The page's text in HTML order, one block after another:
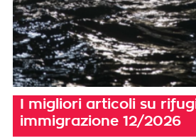
I migliori articoli su
immigrazione 12/2026